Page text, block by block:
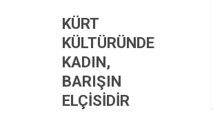
KÜRT
KÜLTÜRÜNDE
KADIN,
BARIŞIN
ELÇİSİDİR